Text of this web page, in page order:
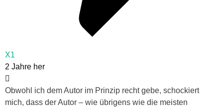
X1
2 Jahre her
Obwohl ich dem Autor im Prinzip recht gebe, schockiert
mich, dass der Autor – wie übrigens wie die meisten